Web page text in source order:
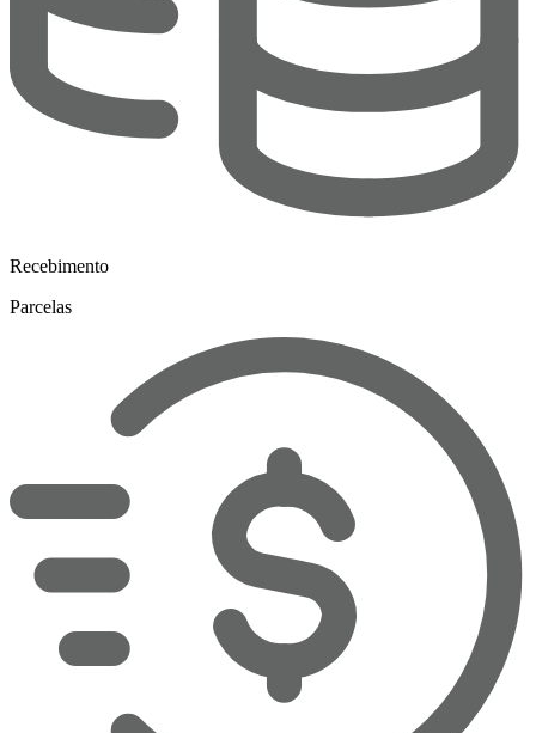
Recebimento
Parcelas